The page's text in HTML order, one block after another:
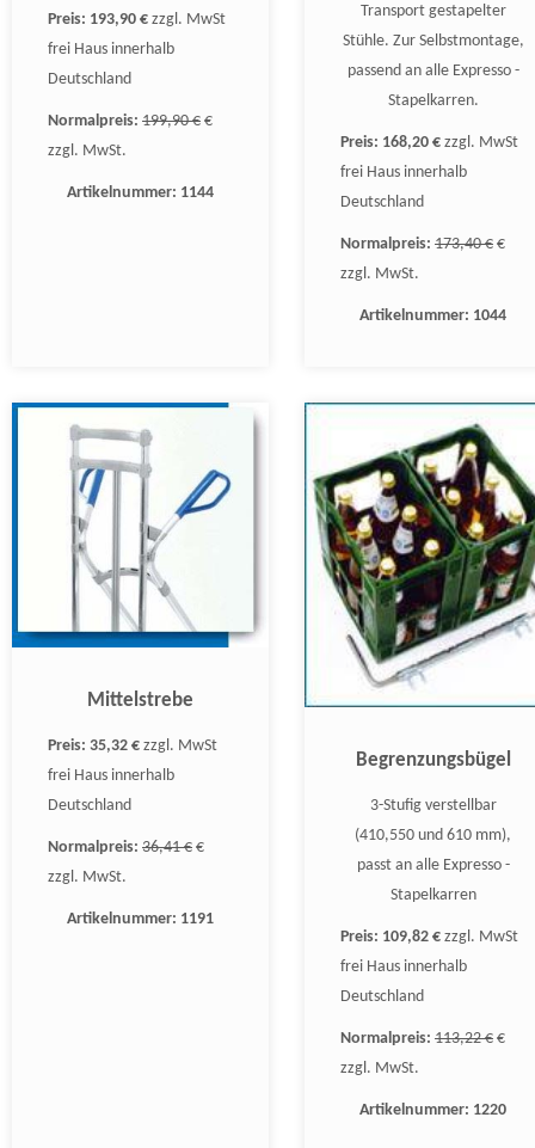
Preis: 193,90 € zzgl. MwSt
frei Haus innerhalb
Deutschland
Normalpreis: 199,90 € €
zzgl. MwSt.
Artikelnummer: 1144
Transport gestapelter
Stühle. Zur Selbstmontage,
passend an alle Expresso -
Stapelkarren.
Preis: 168,20 € zzgl. MwSt
frei Haus innerhalb
Deutschland
Normalpreis: 173,40 € €
zzgl. MwSt.
Artikelnummer: 1044
Mittelstrebe
Preis: 35,32 € zzgl. MwSt
frei Haus innerhalb
Deutschland
Normalpreis: 36,41 € €
zzgl. MwSt.
Artikelnummer: 1191
Begrenzungsbügel
3-Stufig verstellbar
(410,550 und 610 mm),
passt an alle Expresso -
Stapelkarren
Preis: 109,82 € zzgl. MwSt
frei Haus innerhalb
Deutschland
Normalpreis: 113,22 € €
zzgl. MwSt.
Artikelnummer: 1220